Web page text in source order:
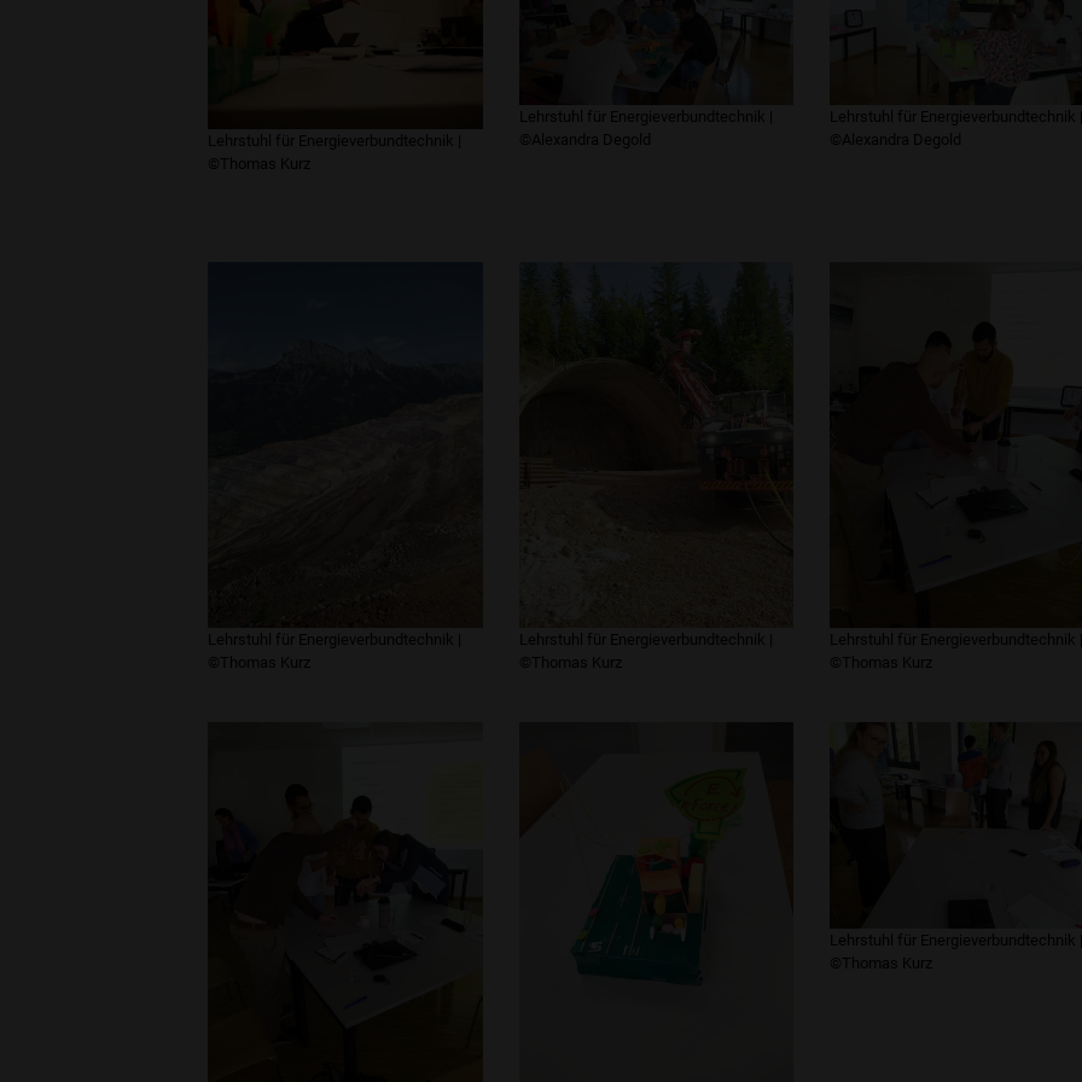
Lehrstuhl für Energieverbundtechnik |
©Thomas Kurz
Lehrstuhl für Energieverbundtechnik |
©Alexandra Degold
Lehrstuhl für Energieverbundtechnik |
©Alexandra Degold
Lehrstuhl für Energieverbundtechnik |
©Thomas Kurz
Lehrstuhl für Energieverbundtechnik |
©Thomas Kurz
Lehrstuhl für Energieverbundtechnik |
©Thomas Kurz
Lehrstuhl für Energieverbundtechnik |
©Thomas Kurz